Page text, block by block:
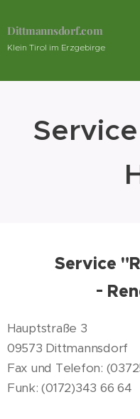
Dittmannsdorf.com
Klein Tirol im Erzgebirge
Service
-
Hauptstraße 3
09573 Dittmannsdorf
Fax und Telefon:
Funk: (0172)343 66 64